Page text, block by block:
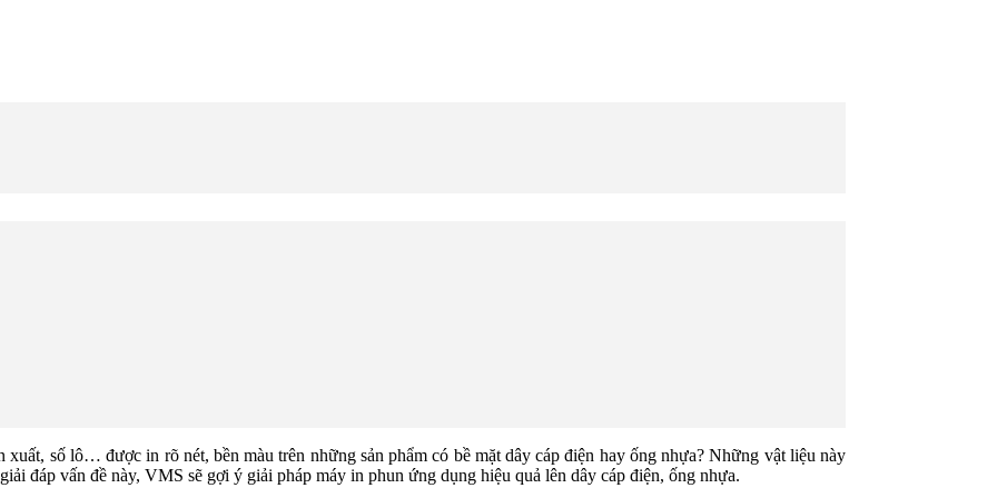
xuất, số lô… được in rõ nét, bền màu trên những sản phẩm có bề mặt dây cáp điện hay ống nhựa? Những vật liệu này
đáp vấn đề này, VMS sẽ gợi ý giải pháp máy in phun ứng dụng hiệu quả lên dây cáp điện, ống nhựa.